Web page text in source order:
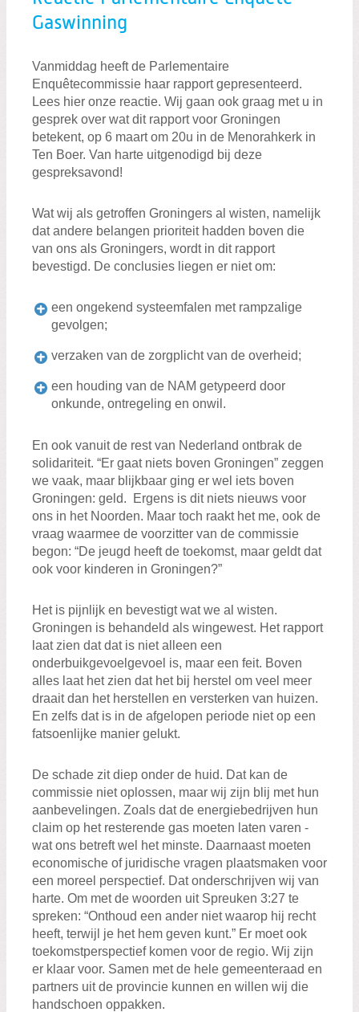
Gaswinning
Vanmiddag heeft de Parlementaire
Enquêtecommissie haar rapport gepresenteerd.
Lees hier onze reactie. Wij gaan ook graag met u in
gesprek over wat dit rapport voor Groningen
betekent, op 6 maart om 20u in de Menorahkerk in
Ten Boer. Van harte uitgenodigd bij deze
gespreksavond!
Wat wij als getroffen Groningers al wisten, namelijk
dat andere belangen prioriteit hadden boven die
van ons als Groningers, wordt in dit rapport
bevestigd. De conclusies liegen er niet om:
een ongekend systeemfalen met rampzalige
gevolgen;
verzaken van de zorgplicht van de overheid;
een houding van de NAM getypeerd door
onkunde, ontregeling en onwil.
En ook vanuit de rest van Nederland ontbrak de
solidariteit. “Er gaat niets boven Groningen” zeggen
we vaak, maar blijkbaar ging er wel iets boven
Groningen: geld. Ergens is dit niets nieuws voor
ons in het Noorden. Maar toch raakt het me, ook de
vraag waarmee de voorzitter van de commissie
begon: “De jeugd heeft de toekomst, maar geldt dat
ook voor kinderen in Groningen?”
Het is pijnlijk en bevestigt wat we al wisten.
Groningen is behandeld als wingewest. Het rapport
laat zien dat dat is niet alleen een
onderbuikgevoelgevoel is, maar een feit. Boven
alles laat het zien dat het bij herstel om veel meer
draait dan het herstellen en versterken van huizen.
En zelfs dat is in de afgelopen periode niet op een
fatsoenlijke manier gelukt.
De schade zit diep onder de huid. Dat kan de
commissie niet oplossen, maar wij zijn blij met hun
aanbevelingen. Zoals dat de energiebedrijven hun
claim op het resterende gas moeten laten varen -
wat ons betreft wel het minste. Daarnaast moeten
economische of juridische vragen plaatsmaken voor
een moreel perspectief. Dat onderschrijven wij van
harte. Om met de woorden uit Spreuken 3:27 te
spreken: “Onthoud een ander niet waarop hij recht
heeft, terwijl je het hem geven kunt.” Er moet ook
toekomstperspectief komen voor de regio. Wij zijn
er klaar voor. Samen met de hele gemeenteraad en
partners uit de provincie kunnen en willen wij die
handschoen oppakken.